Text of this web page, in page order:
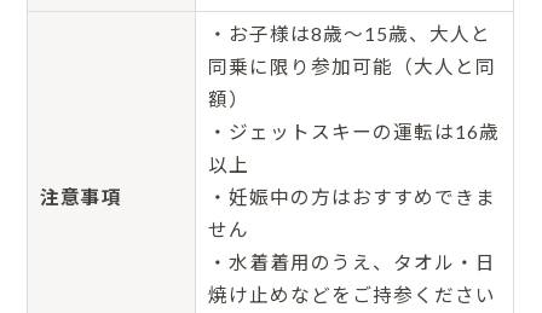
注意事項
・お子様は8歳～15歳、大人と
同乗に限り参加可能（大人と同
額）
・ジェットスキーの運転は16歳
以上
・妊娠中の方はおすすめできま
せん
・水着着用のうえ、タオル・日
焼け止めなどをご持参ください